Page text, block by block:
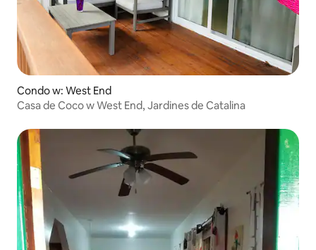
Condo w: West End
Casa de Coco w West End, Jardines de Catalina